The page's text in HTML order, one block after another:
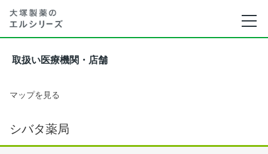
取扱い医療機関・店舗
マップを見る
シバタ薬局